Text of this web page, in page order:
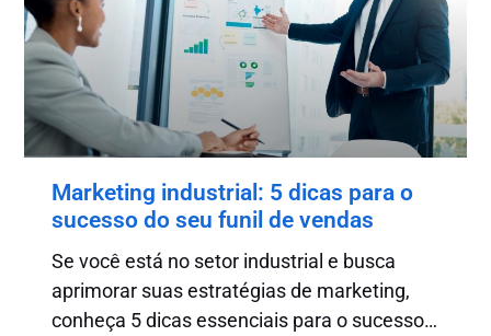
Marketing industrial: 5 dicas para o
sucesso do seu funil de vendas
Se você está no setor industrial e busca
aprimorar suas estratégias de marketing,
conheça 5 dicas essenciais para o sucesso